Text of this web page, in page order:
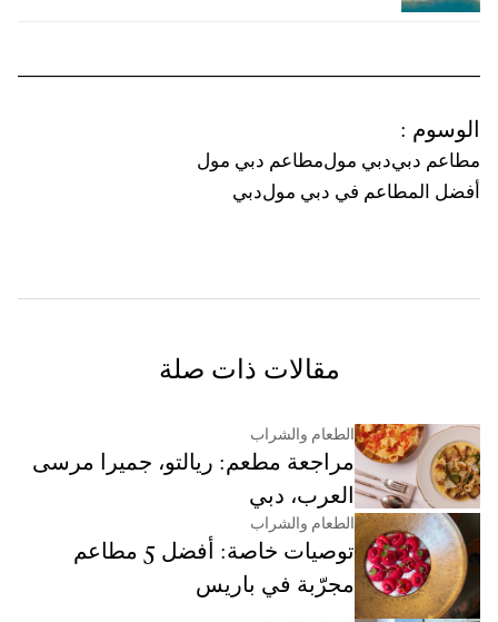
الوسوم :
مطاعم دبيدبي مولمطاعم دبي مول
أفضل المطاعم في دبي مولدبي
مقالات ذات صلة
الطعام والشراب
مراجعة مطعم: ريالتو، جميرا مرسى
العرب، دبي
الطعام والشراب
توصيات خاصة: أفضل 5 مطاعم
مجرّبة في باريس